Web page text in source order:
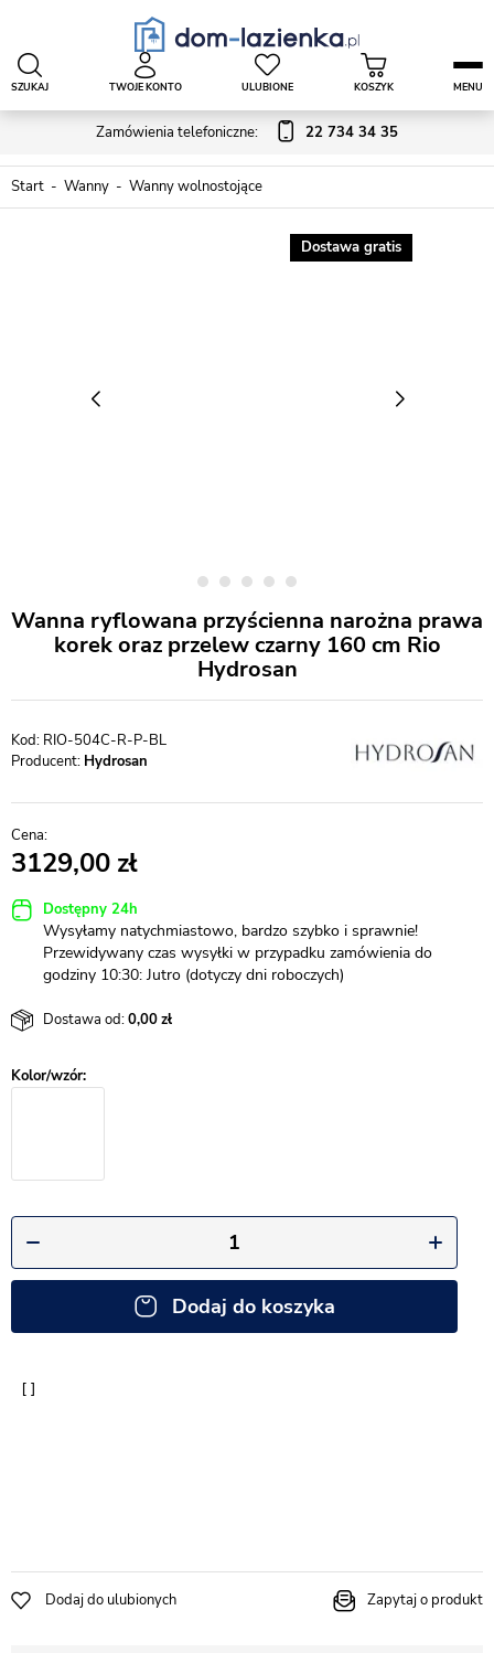
Zamówienia telefoniczne: 22 734 34 35
SZUKAJ TWOJE KONTO ULUBIONE KOSZYK MENU
Start Wanny Wanny wolnostojące
Dostawa gratis
Wanna ryflowana przyścienna narożna prawa
korek oraz przelew czarny 160 cm Rio
Hydrosan
RIO-504C-R-P-BL
Producent: Hydrosan
3129,00
Dostępny 24h
Wysyłamy natychmiastowo, bardzo szybko i sprawnie!
Przewidywany czas wysyłki w przypadku zamówienia do
godziny 10:30: Jutro (dotyczy dni roboczych)
Dostawa od:0,00
Dodaj do koszyka
Dodaj do ulubionych Zapytaj o produkt